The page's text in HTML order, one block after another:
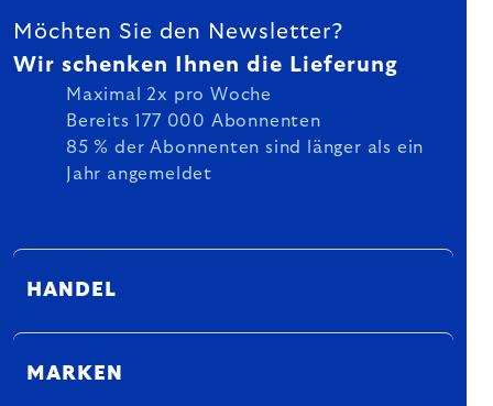
Möchten Sie den Newsletter?
Wir schenken Ihnen die Lieferung
Maximal 2x pro Woche
Bereits 177 000 Abonnenten
85 % der Abonnenten sind länger als ein
Jahr angemeldet
HANDEL
MARKEN